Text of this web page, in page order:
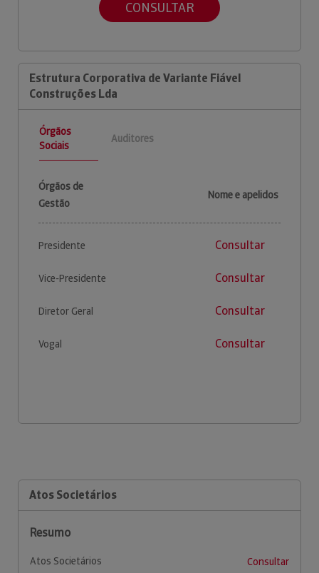
CONSULTAR
Estrutura Corporativa de Variante Fiável
Construções Lda
Órgãos
Sociais
Auditores
Órgãos de
Gestão
Nome e apelidos
Presidente Consultar
Vice-Presidente Consultar
Diretor Geral Consultar
Vogal Consultar
Atos Societários
Resumo
Atos Societários
Consultar